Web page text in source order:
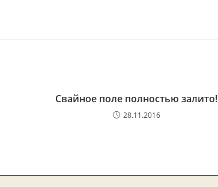
Свайное поле полностью залито!
28.11.2016